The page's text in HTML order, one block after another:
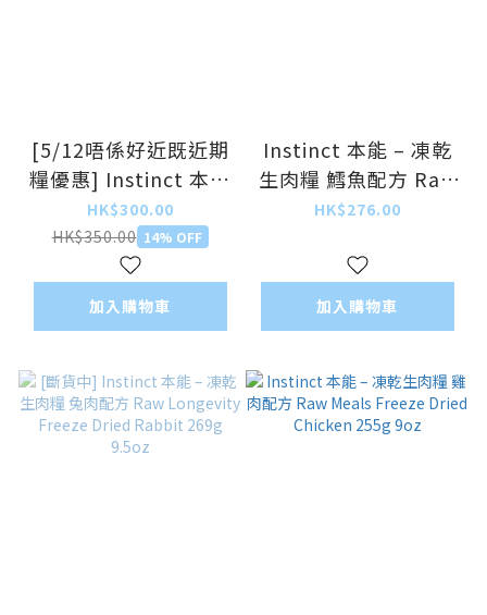
[5/12唔係好近既近期
糧優惠] Instinct 本能
– 生肉無穀物三文魚貓
糧 Raw Boost Grain-
Free Salmon Recipe
4.5lb (細) (另有遠期
選購)
HK$300.00
HK$350.00 14% OFF
加入購物車
Instinct 本能 – 凍乾
生肉糧 鱈魚配方 Raw
Meals Freeze Dried
HK$276.00
加入購物車